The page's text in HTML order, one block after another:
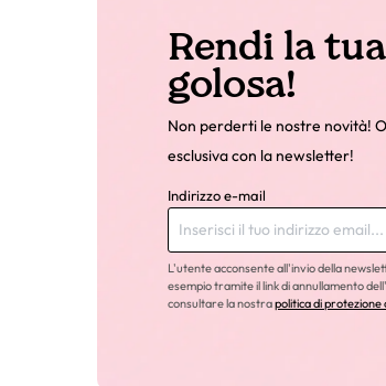
Rendi la
golosa!
Non perderti le nostre novità!
esclusiva con la newsletter!
Indirizzo e-mail
L'utente acconsente all'invio della
esempio tramite il link di annullamento
consultare la nostrapolitica di protezione